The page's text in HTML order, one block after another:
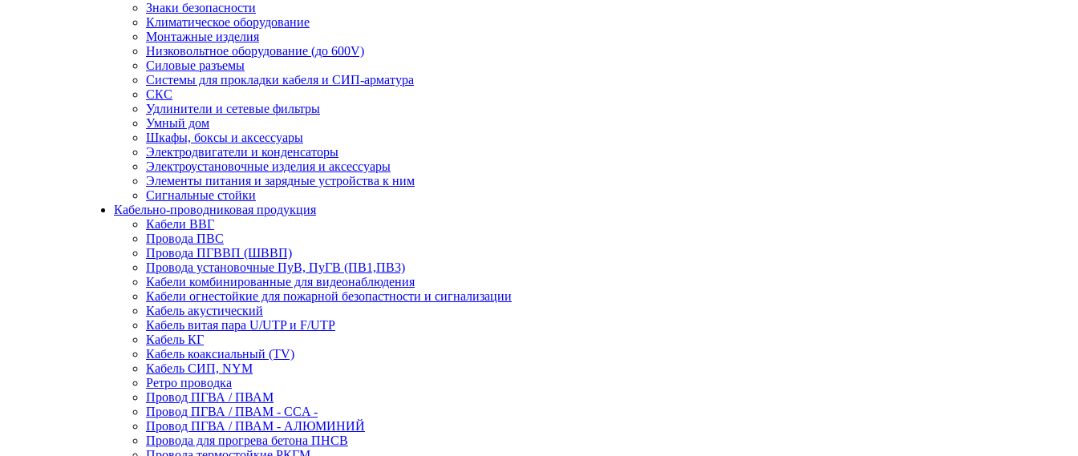
Знаки безопасности
Климатическое оборудование
Монтажные изделия
Низковольтное оборудование (до 600V)
Силовые разъемы
Системы для прокладки кабеля и СИП-арматура
СКС
Удлинители и сетевые фильтры
Умный дом
Шкафы, боксы и аксессуары
Электродвигатели и конденсаторы
Электроустановочные изделия и аксессуары
Элементы питания и зарядные устройства к ним
Сигнальные стойки
Кабельно-проводниковая продукция
Кабели ВВГ
Провода ПВС
Провода ПГВВП (ШВВП)
Провода установочные ПуВ, ПуГВ (ПВ1,ПВ3)
Кабели комбинированные для видеонаблюдения
Кабели огнестойкие для пожарной безопастности и сигнализации
Кабель акустический
Кабель витая пара U/UTP и F/UTP
Кабель КГ
Кабель коаксиальный (TV)
Кабель СИП, NYM
Ретро проводка
Провод ПГВА / ПВАМ
Провод ПГВА / ПВАМ - CCA -
Провод ПГВА / ПВАМ - АЛЮМИНИЙ
Провода для прогрева бетона ПНСВ